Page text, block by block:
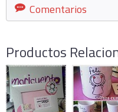
Comentarios
Productos